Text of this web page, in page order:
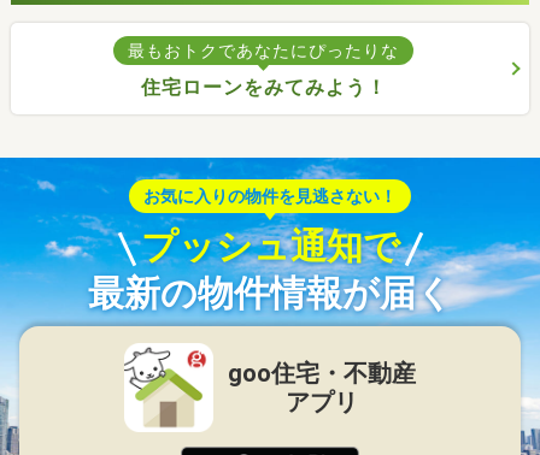
最もおトクであなたにぴったりな
住宅ローンをみてみよう！
お気に入りの物件を見逃さない！
プッシュ通知で
最新の物件情報が届く
goo住宅・不動産
アプリ